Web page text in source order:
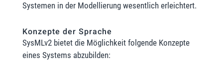
Systemen in der Modellierung wesentlich erleichtert.
Konzepte der Sprache
SysMLv2 bietet die Möglichkeit folgende Konzepte
eines Systems abzubilden: